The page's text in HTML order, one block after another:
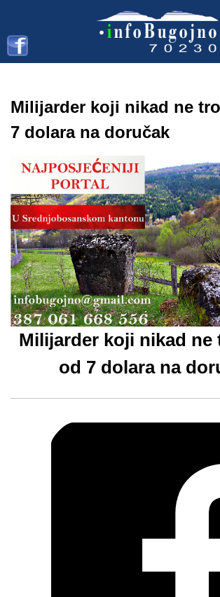
Milijarder koji nikad ne
7 dolara na doručak
Milijarder koji nikad ne
od 7 dolara na